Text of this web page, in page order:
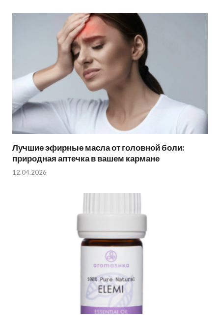
Лучшие эфирные масла от головной боли:
природная аптечка в вашем кармане
12.04.2026